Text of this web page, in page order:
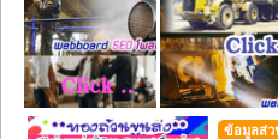
ข้อมูลส่ว